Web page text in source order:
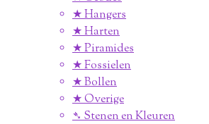
★ Hangers
★ Harten
★ Piramides
★ Fossielen
★ Bollen
★ Overige
➴ Stenen en Kleuren